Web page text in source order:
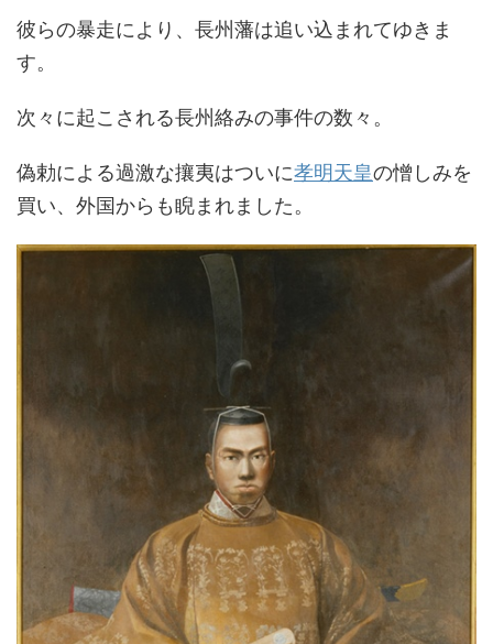
彼らの暴走により、長州藩は追い込まれてゆきま
す。
次々に起こされる長州絡みの事件の数々。
偽勅による過激な攘夷はついに孝明天皇の憎しみを
買い、外国からも睨まれました。